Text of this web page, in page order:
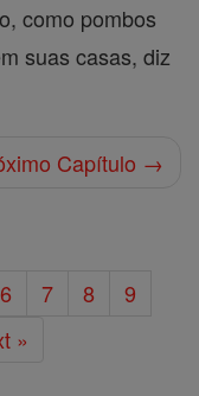
como pombos
suas casas, diz
Capítulo →
6 7 8
9
»